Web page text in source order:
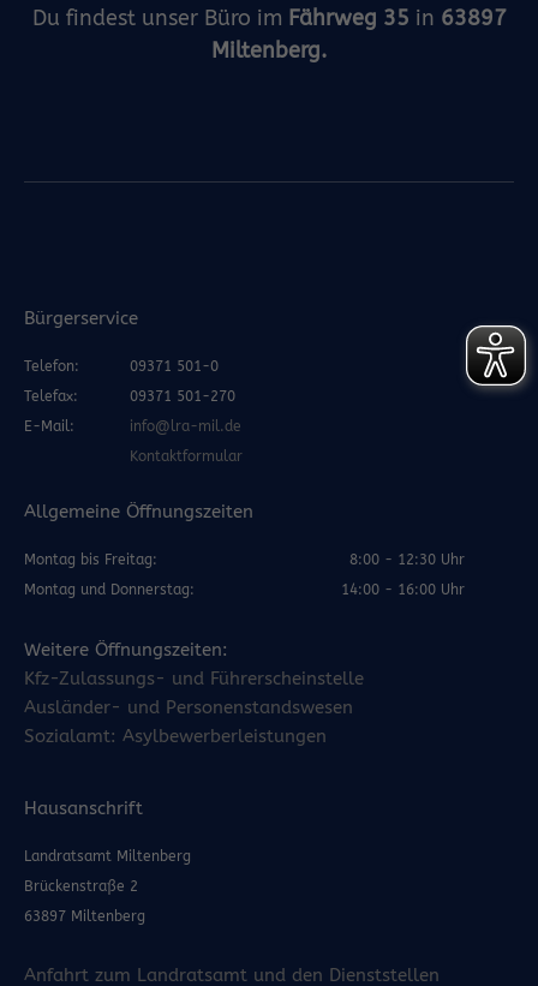
Du findest unser Büro im Fährweg 35 in 63897
Miltenberg.
Bürgerservice
Telefon:
09371 501-0
Telefax:
09371 501-270
E-Mail:
info@lra-mil.de
Kontaktformular
Allgemeine Öffnungszeiten
Montag bis Freitag:
8:00 - 12:30 Uhr
Montag und Donnerstag:
14:00 - 16:00 Uhr
Weitere Öffnungszeiten:
Kfz-Zulassungs- und Führerscheinstelle
Ausländer- und Personenstandswesen
Sozialamt: Asylbewerberleistungen
Hausanschrift
Landratsamt Miltenberg
Brückenstraße 2
63897 Miltenberg
Anfahrt zum Landratsamt und den Dienststellen